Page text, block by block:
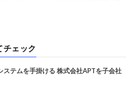
チェック
ステムを手掛ける 株式会社APTを子会社